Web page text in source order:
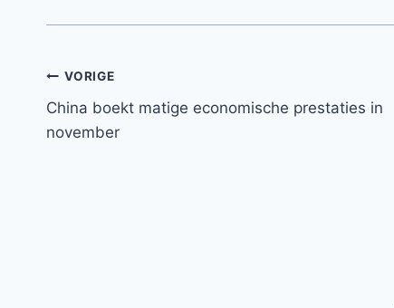
Bericht
navigatie
VORIGE
China boekt matige economische prestaties in
november